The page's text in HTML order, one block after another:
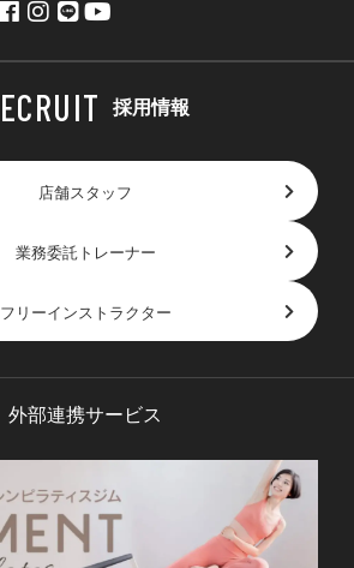
採用情報
店舗スタッフ
業務委託トレーナー
フリーインストラクター
外部連携サービス